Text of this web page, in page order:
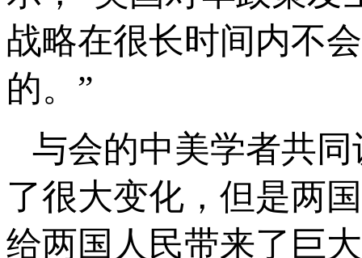
战略在很长时间内不
的。”
与会的中美学者共
了很大变化，但是两
给两国人民带来了巨